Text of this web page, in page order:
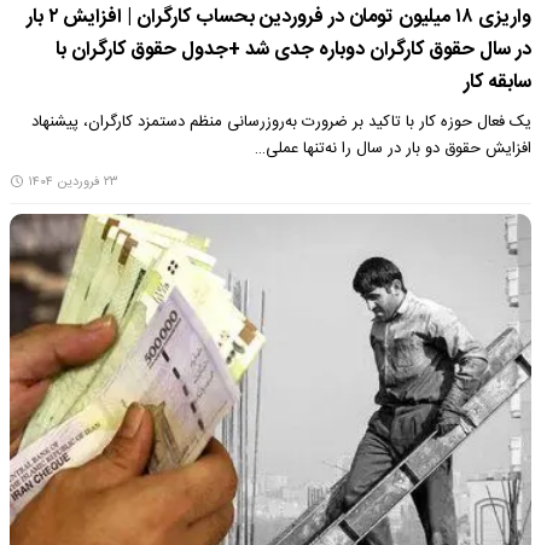
واریزی ۱۸ میلیون تومان در فروردین بحساب کارگران | افزایش ۲ بار
در سال حقوق کارگران دوباره جدی شد +جدول حقوق کارگران با
سابقه کار
یک فعال حوزه کار با تاکید بر ضرورت به‌روزرسانی منظم دستمزد کارگران، پیشنهاد
افزایش حقوق دو بار در سال را نه‌تنها عملی…
۲۳ فروردین ۱۴۰۴